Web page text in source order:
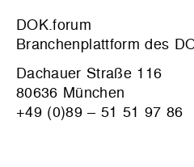
DOK.forum
Branchenplattform des
Dachauer Straße 116
80636 München
+49 (0)89 – 51 51 97 86